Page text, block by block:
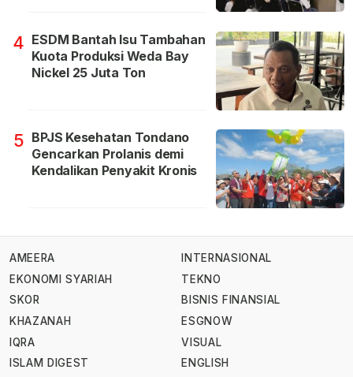
4 ESDM Bantah Isu Tambahan
Kuota Produksi Weda Bay
Nickel 25 Juta Ton
5 BPJS Kesehatan Tondano
Gencarkan Prolanis demi
Kendalikan Penyakit Kronis
AMEERA
EKONOMI SYARIAH
SKOR
KHAZANAH
IQRA
ISLAM DIGEST
INTERNASIONAL
TEKNO
BISNIS FINANSIAL
ESGNOW
VISUAL
ENGLISH